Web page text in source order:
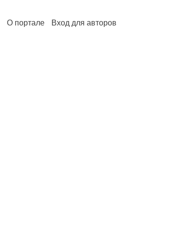
О портале Вход для авторов